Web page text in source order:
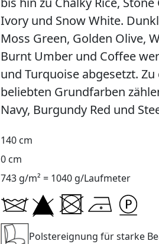
Ivory und Snow White.
Moss Green, Golden Olive,
Burnt Umber und Coffee
und Turquoise abgesetzt.
beliebten Grundfarben
Navy, Burgundy Red und
140 cm
0 cm
743 g/m² = 1040 g/Laufmeter
Polstereignung für starke